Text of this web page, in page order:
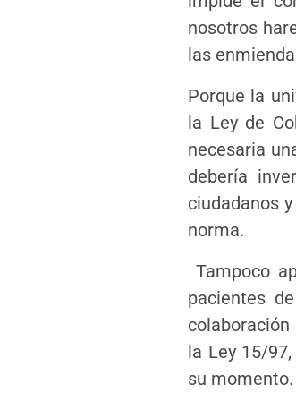
nosotros
las
Porque la
la Ley de
necesaria
debería
ciudadanos
norma.
Tampoco
pacientes
colaboración
la Ley 15/
su momento.